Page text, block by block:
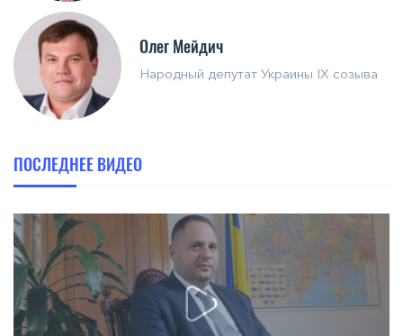
Олег Мейдич
Народный депутат Украины IX созыва
ПОСЛЕДНЕЕ ВИДЕО